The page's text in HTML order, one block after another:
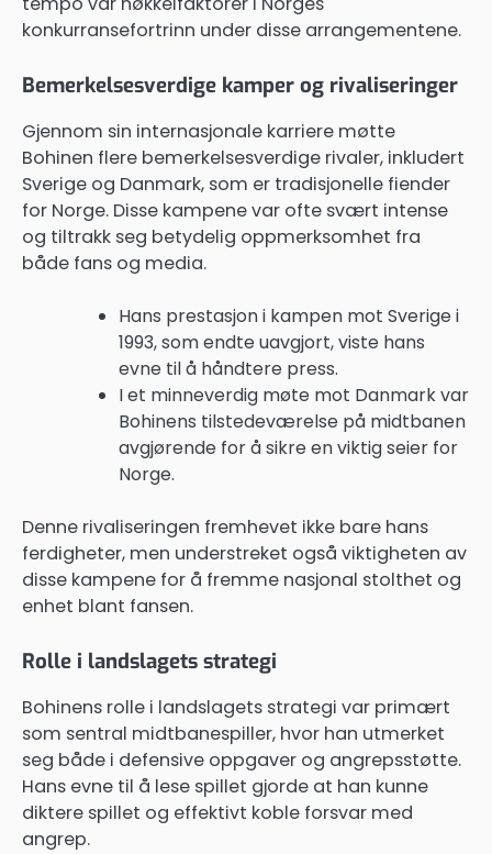
konkurransefortrinn under disse arrangementene.
Bemerkelsesverdige kamper og rivaliseringer
Gjennom sin internasjonale karriere møtte
Bohinen flere bemerkelsesverdige rivaler, inkludert
Sverige og Danmark, som er tradisjonelle fiender
for Norge. Disse kampene var ofte svært intense
og tiltrakk seg betydelig oppmerksomhet fra
både fans og media.
Hans prestasjon i kampen mot Sverige i
1993, som endte uavgjort, viste hans
evne til å håndtere press.
I et minneverdig møte mot Danmark var
Bohinens tilstedeværelse på midtbanen
avgjørende for å sikre en viktig seier for
Norge.
Denne rivaliseringen fremhevet ikke bare hans
ferdigheter, men understreket også viktigheten av
disse kampene for å fremme nasjonal stolthet og
enhet blant fansen.
Rolle i landslagets strategi
Bohinens rolle i landslagets strategi var primært
som sentral midtbanespiller, hvor han utmerket
seg både i defensive oppgaver og angrepsstøtte.
Hans evne til å lese spillet gjorde at han kunne
diktere spillet og effektivt koble forsvar med
angrep.